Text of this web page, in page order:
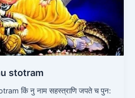
stotram
किं नु नाम सहस्त्राणि जपते च पुन: